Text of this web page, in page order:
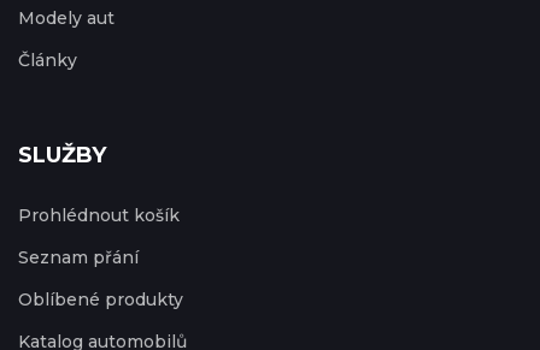
Modely aut
Články
SLUŽBY
Prohlédnout košík
Seznam přání
Oblíbené produkty
Katalog automobilů